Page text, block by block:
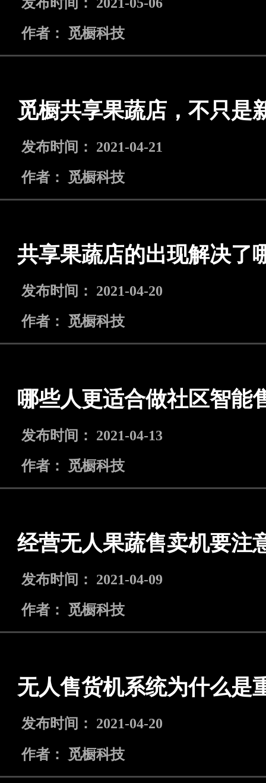
作者： 觅橱科技
觅橱共享果蔬店，不只是
发布时间： 2021-04-21
作者： 觅橱科技
共享果蔬店的出现解决了
发布时间： 2021-04-20
作者： 觅橱科技
哪些人更适合做社区智能
发布时间： 2021-04-13
作者： 觅橱科技
经营无人果蔬售卖机要注
发布时间： 2021-04-09
作者： 觅橱科技
无人售货机系统为什么是
发布时间： 2021-04-20
作者： 觅橱科技